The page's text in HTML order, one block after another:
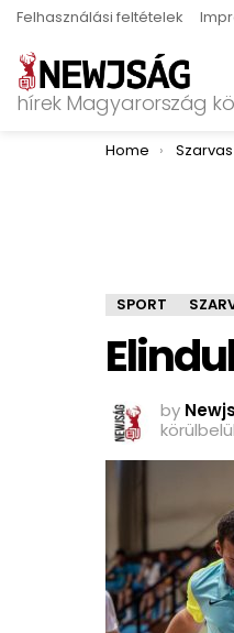
Felhasználási feltételek
hírek Magyarország
You are here:
Home Szarvas
SPORT
by